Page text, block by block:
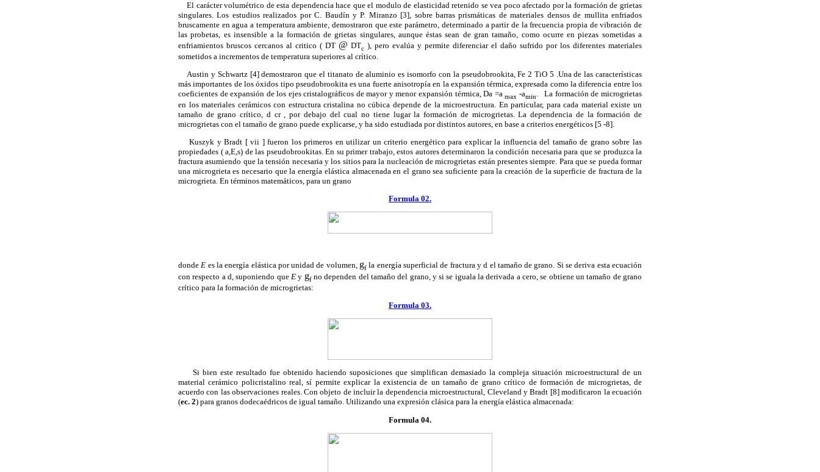
El carácter volumétrico de esta dependencia hace que el modulo de elasticidad retenido se vea poco afectado por la formación de grietas
singulares. Los estudios realizados por C. Baudín y P. Miranzo [3], sobre barras prismáticas de materiales densos de mullita enfriados
bruscamente en agua a temperatura ambiente, demostraron que este parámetro, determinado a partir de la frecuencia propia de vibración de
las probetas, es insensible a la formación de grietas singulares, aunque éstas sean de gran tamaño, como ocurre en piezas sometidas a
enfriamientos bruscos cercanos al critico ( DT @ DTc ), pero evalúa y permite diferenciar el daño sufrido por los diferentes materiales
sometidos a incrementos de temperatura superiores al crítico.
Austin y Schwartz [4] demostraron que el titanato de aluminio es isomorfo con la pseudobrookita, Fe 2 TiO 5 .Una de las características
más importantes de los óxidos tipo pseudobrookita es una fuerte anisotropía en la expansión térmica, expresada como la diferencia entre los
coeficientes de expansión de los ejes cristalográficos de mayor y menor expansión térmica,Da =amax -amin.
La formación de microgrietas
en los materiales cerámicos con estructura cristalina no cúbica depende de la microestructura. En particular, para cada material existe un
tamaño de grano crítico, d cr , por debajo del cual no tiene lugar la formación de microgrietas. La dependencia de la formación de
microgrietas con el tamaño de grano puede explicarse, y ha sido estudiada por distintos autores, en base a criterios energéticos [5 -8].
Kuszyk y Bradt [ vii ] fueron los primeros en utilizar un criterio energético para explicar la influencia del tamaño de grano sobre las
propiedades ( a ,E, s) de las pseudobrookitas. En su primer trabajo, estos autores determinaron la condición necesaria para que se produzca la
fractura asumiendo que la tensión necesaria y los sitios para la nucleación de microgrietas están presentes siempre. Para que se pueda formar
una microgrieta es necesario que la energía elástica almacenada en el grano sea suficiente para la creación de la superficie de fractura de la
microgrieta. En términos matemáticos, para un grano
Formula 02.
donde E es la energía elástica por unidad de volumen, gf la energía superficial de fractura y d el tamaño de grano. Si se deriva esta ecuación
con respecto a d, suponiendo que Ey gfno dependen del tamaño del grano, y si se iguala la derivada a cero, se obtiene un tamaño de grano
crítico para la formación de microgrietas:
Formula 03.
Si bien este resultado fue obtenido haciendo suposiciones que simplifican demasiado la compleja situación microestructural de un
material cerámico policristalino real, sí permite explicar la existencia de un tamaño de grano crítico de formación de microgrietas, de
acuerdo con las observaciones reales. Con objeto de incluir la dependencia microestructural, Cleveland y Bradt [8] modificaron la ecuación
(ec. 2) para granos dodecaédricos de igual tamaño. Utilizando una expresión clásica para la energía elástica almacenada:
Formula 04.